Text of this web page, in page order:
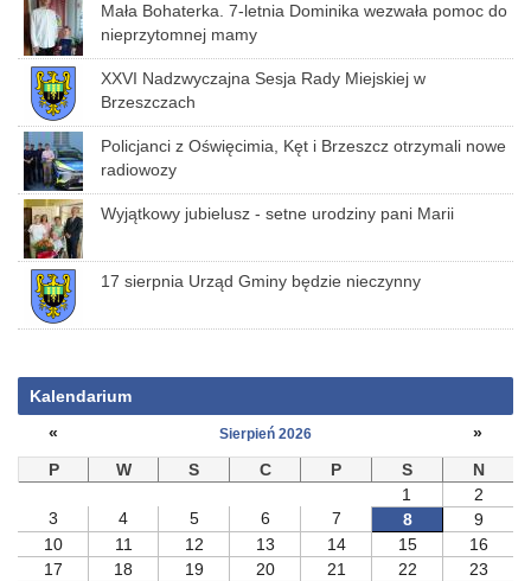
Mała Bohaterka. 7-letnia Dominika wezwała pomoc do
nieprzytomnej mamy
XXVI Nadzwyczajna Sesja Rady Miejskiej w
Brzeszczach
Policjanci z Oświęcimia, Kęt i Brzeszcz otrzymali nowe
radiowozy
Wyjątkowy jubielusz - setne urodziny pani Marii
17 sierpnia Urząd Gminy będzie nieczynny
Kalendarium
«
Sierpień 2026
»
P
W S C P S
N
1
2
3
4 5 6 7 8
9
10
11 12 13 14 15
16
17
18 19 20 21 22
23